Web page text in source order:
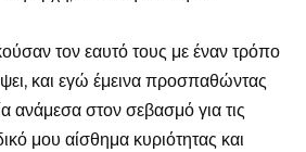
τον εαυτό τους με έναν τρόπο
και εγώ έμεινα προσπαθώντας
ανάμεσα στον σεβασμό για τις
μου αίσθημα κυριότητας και